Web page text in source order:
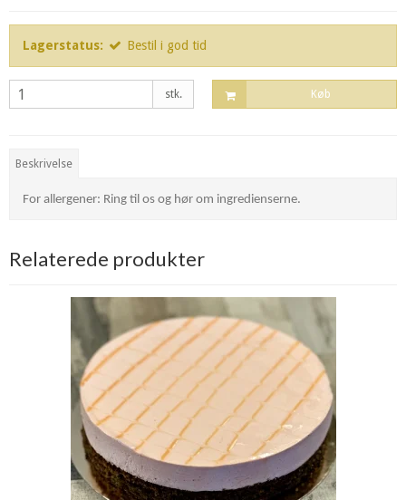
Lagerstatus: Bestil i god tid
stk. Køb
Beskrivelse
For allergener: Ring til os og hør om ingredienserne.
Relaterede produkter